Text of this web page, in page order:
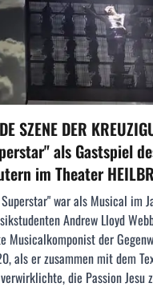
SZENE DER
als Gastspiel
im Theater
war als Musical im
Andrew Lloyd
Musicalkomponist der
als er zusammen mit dem
die Passion Jesu